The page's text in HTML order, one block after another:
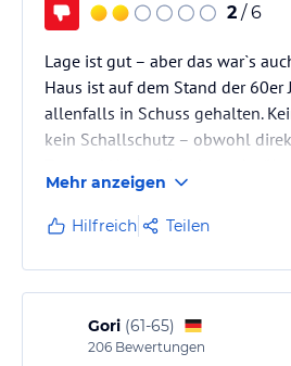
2 / 6
Lage ist gut – aber das war`s
Haus ist auf dem Stand der 60er
allenfalls in Schuss gehalten.
kein Schallschutz – obwohl
Baustellen). Frühstück ist lieblos,
Kuchen aus dem Supermarkt,
unterdurchschnittlich und
Mehr anzeigen
Hilfreich Teilen
Gori (61-65)
206 Bewertungen